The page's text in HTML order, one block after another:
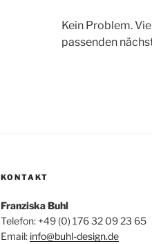
Kein Problem.
passenden
KONTAKT
Franziska Buhl
Telefon: +49 (0) 176 32 09 23 65
Email: info@buhl-design.de